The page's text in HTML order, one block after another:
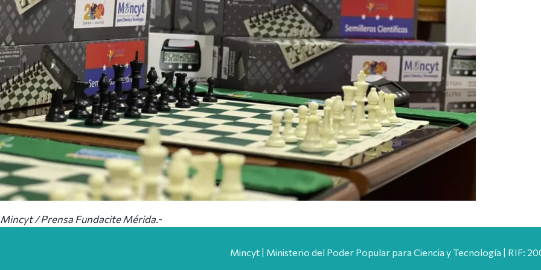
Mincyt / Prensa Fundacite Mérida .-
Mincyt | Ministerio del Poder Popular para Ciencia y Tecnología | RIF: